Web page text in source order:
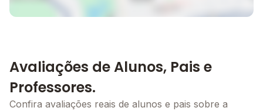
Avaliações de Alunos, Pais e
Professores.
Confira avaliações reais de alunos e pais sobre a